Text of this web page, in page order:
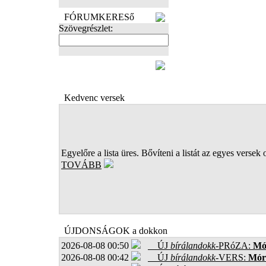
FÓRUMKERESő
Szövegrészlet:
Kedvenc versek
Egyelőre a lista üres. Bővíteni a listát az egyes versek
TOVÁBB
ÚJDONSÁGOK a dokkon
2026-08-08 00:50
ÚJ bírálandokk-PRóZA:
2026-08-08 00:42
ÚJ bírálandokk-VERS: